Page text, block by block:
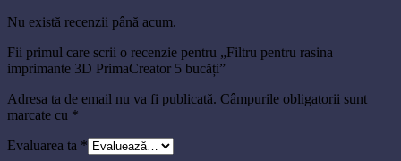
Nu există recenzii până acum.
Fii primul care scrii o recenzie pentru „Filtru pentru rasina
imprimante 3D PrimaCreator 5 bucăți”
Adresa ta de email nu va fi publicată. Câmpurile obligatorii sunt
marcate cu *
Evaluarea ta *